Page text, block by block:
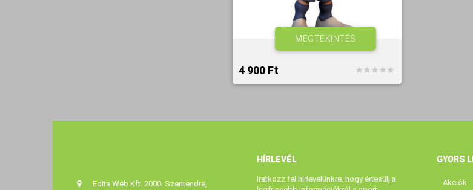
4 900 Ft‎
MEGTEKINTÉS
Edita Web Kft. 2000. Szentendre,
HÍRLEVÉL
Iratkozz fel hírlevelünkre, hogy értesülj a
GYORS
Akciók